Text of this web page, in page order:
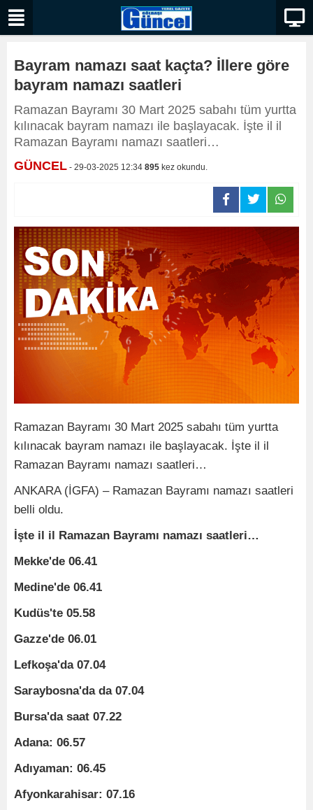
Bayram namazı saat kaçta? İllere göre
bayram namazı saatleri
Ramazan Bayramı 30 Mart 2025 sabahı tüm yurtta
kılınacak bayram namazı ile başlayacak. İşte il il
Ramazan Bayramı namazı saatleri…
GÜNCEL - 29-03-2025 12:34 895 kez okundu.
Ramazan Bayramı 30 Mart 2025 sabahı tüm yurtta
kılınacak bayram namazı ile başlayacak. İşte il il
Ramazan Bayramı namazı saatleri…
ANKARA (İGFA) – Ramazan Bayramı namazı saatleri
belli oldu.
İşte il il Ramazan Bayramı namazı saatleri…
Mekke'de 06.41
Medine'de 06.41
Kudüs'te 05.58
Gazze'de 06.01
Lefkoşa'da 07.04
Saraybosna'da da 07.04
Bursa'da saat 07.22
Adana: 06.57
Adıyaman: 06.45
Afyonkarahisar: 07.16